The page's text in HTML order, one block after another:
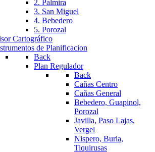
2. Palmira
3. San Miguel
4. Bebedero
5. Porozal
Cartográfico
de Planificacion
Back
Plan Regulador
Back
Cañas Centro
Cañas General
Bebedero, Guapinol,
Porozal
Javilla, Paso Lajas,
Vergel
Nispero, Buria,
Tiquirusas